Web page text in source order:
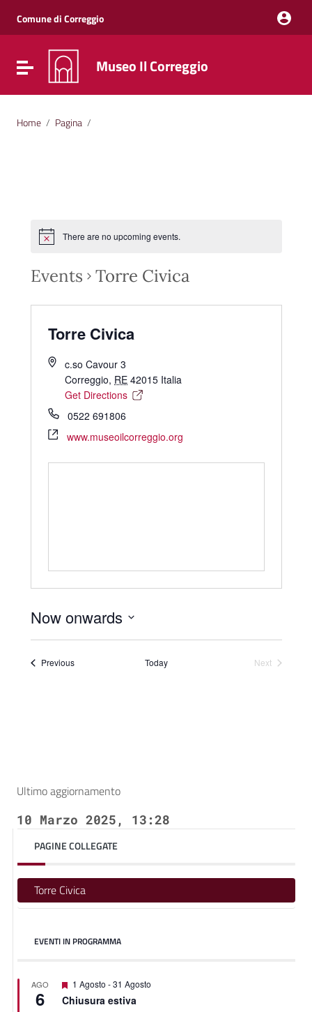
Vai al menu di navigazione
Vai al footer
Comune di Correggio
Attiva / disattiva la navigazione
Museo Il Correggio
Home / Pagina /
There are no upcoming events.
Events Torre Civica
Torre Civica
c.so Cavour 3
Correggio, RE 42015 Italia
Get Directions
0522 691806
www.museoilcorreggio.org
Now onwards
PreviousEvents Today
Next
Ultimo aggiornamento
10 Marzo 2025, 13:28
PAGINE COLLEGATE
Torre Civica
EVENTI IN PROGRAMMA
AGO
6
Featured
1 Agosto -31 Agosto
Chiusura estiva